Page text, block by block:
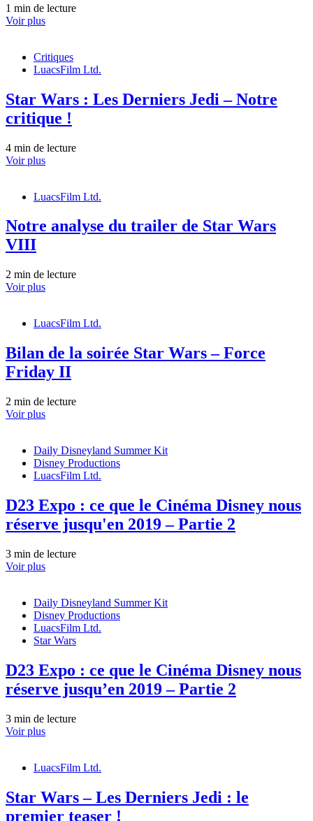
1 min de lecture
Voir plus
Critiques
LuacsFilm Ltd.
Star Wars : Les Derniers Jedi – Notre
critique !
4 min de lecture
Voir plus
LuacsFilm Ltd.
Notre analyse du trailer de Star Wars
VIII
2 min de lecture
Voir plus
LuacsFilm Ltd.
Bilan de la soirée Star Wars – Force
Friday II
2 min de lecture
Voir plus
Daily Disneyland Summer Kit
Disney Productions
LuacsFilm Ltd.
D23 Expo : ce que le Cinéma Disney nous
réserve jusqu'en 2019 – Partie 2
3 min de lecture
Voir plus
Daily Disneyland Summer Kit
Disney Productions
LuacsFilm Ltd.
Star Wars
D23 Expo : ce que le Cinéma Disney nous
réserve jusqu’en 2019 – Partie 2
3 min de lecture
Voir plus
LuacsFilm Ltd.
Star Wars – Les Derniers Jedi : le
premier teaser !